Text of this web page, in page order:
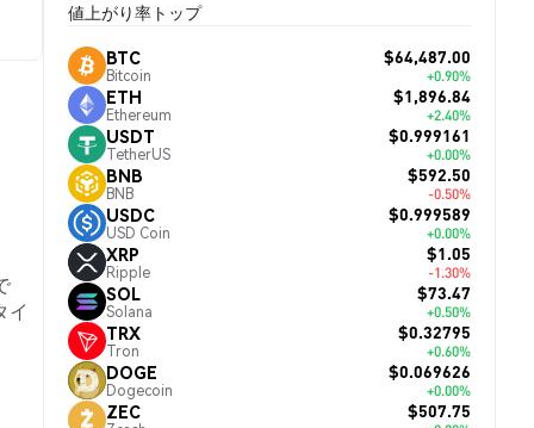
イ
値上がり率トップ
BTC
Bitcoin
$64,487.00
+0.90%
ETH
Ethereum
$1,896.84
+2.40%
USDT
TetherUS
$0.999161
+0.00%
BNB
BNB
$592.50
-0.50%
USDC
USD Coin
$0.999589
+0.00%
XRP
Ripple
$1.05
-1.30%
SOL
Solana
$73.47
+0.50%
TRX
Tron
$0.32795
+0.60%
DOGE
Dogecoin
$0.069626
+0.00%
ZEC $507.75